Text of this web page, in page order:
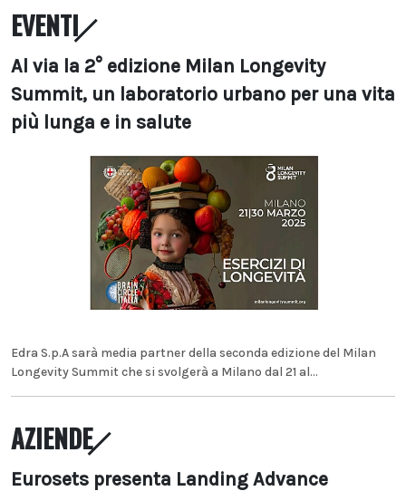
EVENTI
Al via la 2° edizione Milan Longevity
Summit, un laboratorio urbano per una vita
più lunga e in salute
Edra S.p.A sarà media partner della seconda edizione del Milan
Longevity Summit che si svolgerà a Milano dal 21 al...
AZIENDE
Eurosets presenta Landing Advance